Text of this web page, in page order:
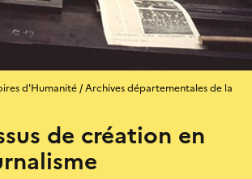
de création en
d'Humanité / Archives départementales de la